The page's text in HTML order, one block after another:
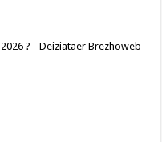
? - Deiziataer Brezhoweb